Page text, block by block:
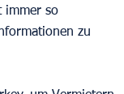
immer so
zu